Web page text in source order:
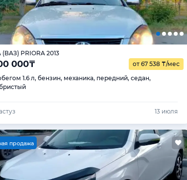
(ВАЗ) PRIORA 2013
000₸ от 67 538 ₸/мес
1.6 л, бензин, механика, передний, седан,
13 июля
продажа